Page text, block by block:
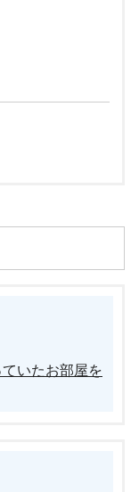
いたお部屋を